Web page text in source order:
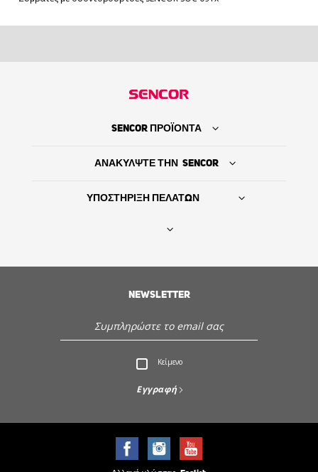
Εξυπηρέτηση - Υποστήριξη πελατών
SENCOR ΠΡΟΪΟΝΤΑ
ΑΝΑΚΥΛΨΤΕ ΤΗΝ SENCOR
ΥΠΟΣΤΗΡΙΞΗ ΠΕΛΑΤΩΝ
NEWSLETTER
Κείμενο
Εγγραφή